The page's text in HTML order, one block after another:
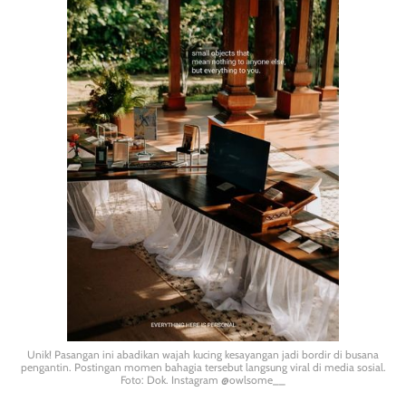
Unik! Pasangan ini abadikan wajah kucing kesayangan jadi bordir di busana
pengantin. Postingan momen bahagia tersebut langsung viral di media sosial.
Foto: Dok. Instagram @owlsome__